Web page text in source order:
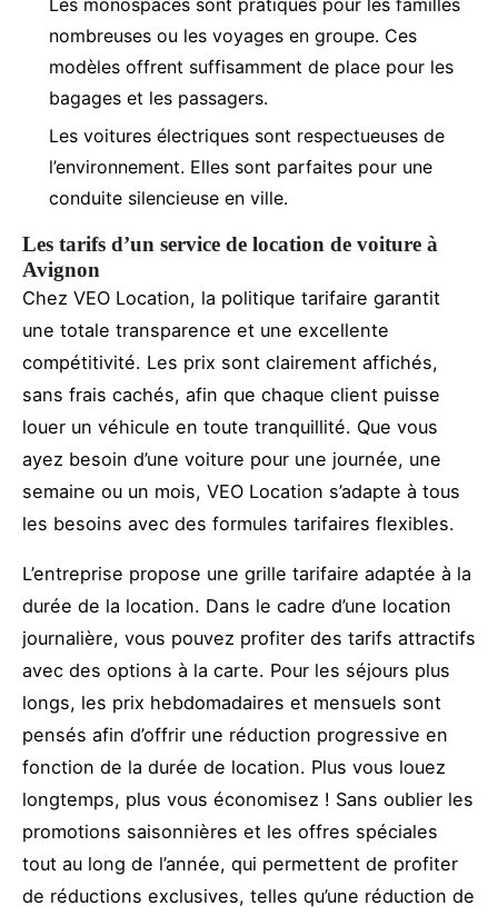
nombreuses ou les voyages en groupe. Ces
modèles offrent suffisamment de place pour les
bagages et les passagers.
Les voitures électriques sont respectueuses de
l’environnement. Elles sont parfaites pour une
conduite silencieuse en ville.
Les tarifs d’un service de location de voiture à
Avignon
Chez VEO Location, la politique tarifaire garantit
une totale transparence et une excellente
compétitivité. Les prix sont clairement affichés,
sans frais cachés, afin que chaque client puisse
louer un véhicule en toute tranquillité. Que vous
ayez besoin d’une voiture pour une journée, une
semaine ou un mois, VEO Location s’adapte à tous
les besoins avec des formules tarifaires flexibles.
L’entreprise propose une grille tarifaire adaptée à la
durée de la location. Dans le cadre d’une location
journalière, vous pouvez profiter des tarifs attractifs
avec des options à la carte. Pour les séjours plus
longs, les prix hebdomadaires et mensuels sont
pensés afin d’offrir une réduction progressive en
fonction de la durée de location. Plus vous louez
longtemps, plus vous économisez ! Sans oublier les
promotions saisonnières et les offres spéciales
tout au long de l’année, qui permettent de profiter
de réductions exclusives, telles qu’une réduction de